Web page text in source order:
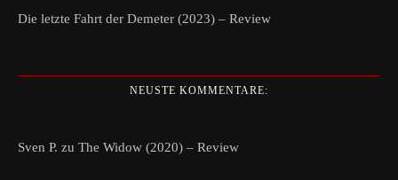
Die letzte Fahrt der Demeter (2023) – Review
NEUSTE KOMMENTARE:
Sven P. zu The Widow (2020) – Review